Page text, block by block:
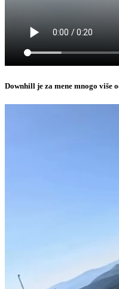
Downhill je za mene mnogo više